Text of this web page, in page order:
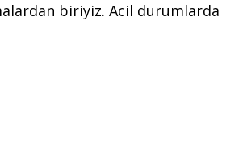
biriyiz. Acil durumlarda